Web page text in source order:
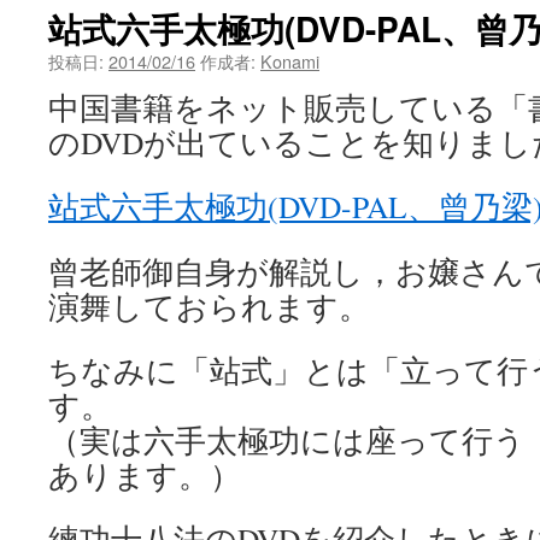
ン
ツ
へ
キ
ッ
プ
站式六手太極功(DVD-PAL、曾
投稿日: 2014/02/16作成者: Konami
中国書籍をネット販売している「
のDVDが出ていることを知りま
站式六手太極功(DVD-PAL、曾乃
曾老師御自身が解説し，お嬢さ
演舞しておられます。
ちなみに「站式」とは「立って
す。
（実は六手太極功には座って行
あります。）